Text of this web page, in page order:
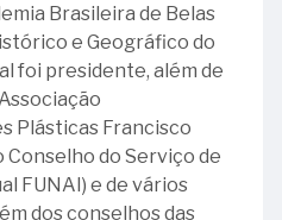
Brasileira de Belas
e Geográfico do
foi presidente, além de
Plásticas Francisco
Conselho do Serviço de
FUNAI) e de vários
dos conselhos das